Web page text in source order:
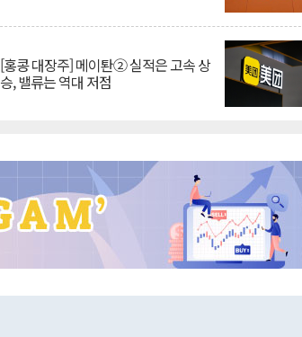
[홍콩 대장주] 메이퇀② 실적은 고속 상
승, 밸류는 역대 저점